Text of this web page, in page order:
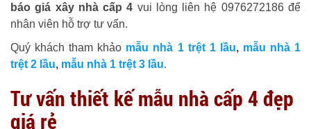
báo giá xây nhà cấp 4 vui lòng liên hệ 0976272186 để
nhân viên hỗ trợ tư vấn.
Quý khách tham khảo mẫu nhà 1 trệt 1 lầu, mẫu nhà 1
trệt 2 lầu, mẫu nhà 1 trệt 3 lầu.
Tư vấn thiết kế mẫu nhà cấp 4 đẹp
giá rẻ